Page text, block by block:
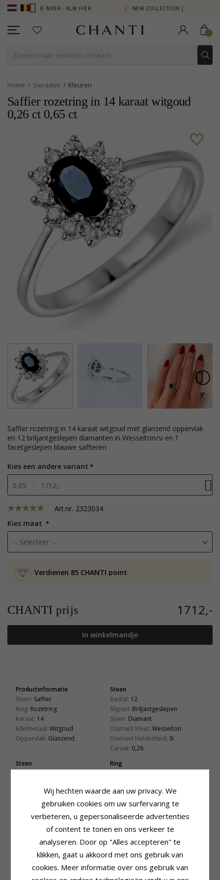
ZIE MEER - KLIK HIER NEW COLLECTION | AURA
Home Sieraden Kleuren
Saffier rozetring in 14 karaat witgoud
0,26 ct 0,65 ct
saffier rozetring in 14 karaat witgoud met glanzend oppervlak
en 12 briljantgeslepen diamanten in Wesselton/si en 1
facetgeslepen blauwe saffieren
Kies een andere variant
0,65 - 1712,-
Art.nr. 2323034
Kies maat
Verdienen 85 CHANTI point
CHANTI prijs 1712,-
In winkelmandje
Productinformatie
Steen: Saffier
Ring: Rozetring
Karaat: 14
Edelmetaal: Witgoud
Oppervlak: Glanzend
Steen
Aantal: 12
Slijpsel: Briljantgeslepen
Steen: Diamant
Diamant Kleur: Wesselton
Diamant Helderheid: Si
Caraat: 0,26
Steen
Blauwe Saffier
0,65
Ring
Dikte Bovenkant:2,0 mm
Dikte Onderkant: 1,1 mm
Zetting
Lengte X Breedte:
10,7 mm x 8,8 mm
8,5 mm
GERELATEERDE PRODUCTEN
Wij hechten waarde aan uw privacy. We
gebruiken cookies om uw surfervaring te
verbeteren, u gepersonaliseerde advertenties
of content te tonen en ons verkeer te
analyseren. Door op "Alles accepteren" te
klikken, gaat u akkoord met ons gebruik van
cookies. Meer informatie over ons gebruik van